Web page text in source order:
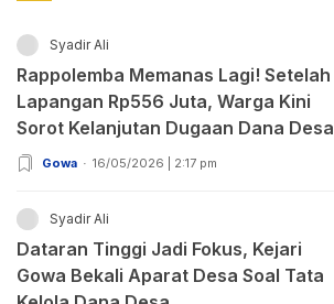
Syadir Ali
Rappolemba Memanas Lagi! Setelah
Lapangan Rp556 Juta, Warga Kini
Sorot Kelanjutan Dugaan Dana Desa
Rp3,6 Miliar
Gowa 16/05/2026 | 2:17 pm
Syadir Ali
Dataran Tinggi Jadi Fokus, Kejari
Gowa Bekali Aparat Desa Soal Tata